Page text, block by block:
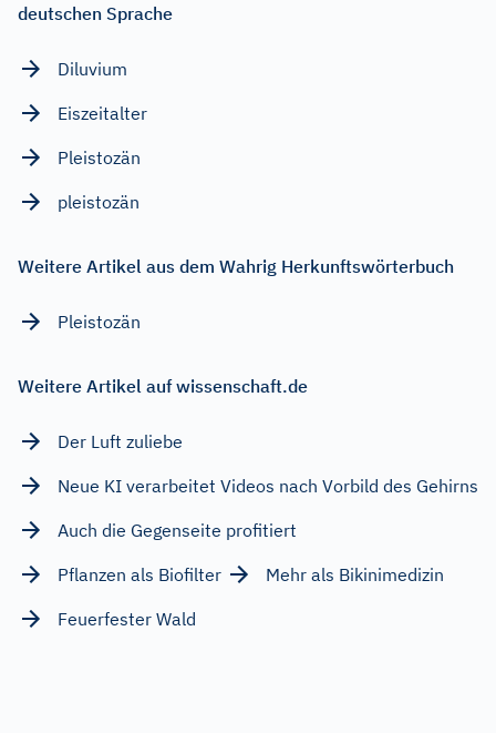
deutschen Sprache
Diluvium
Eiszeitalter
Pleistozän
pleistozän
Weitere Artikel aus dem Wahrig Herkunftswörterbuch
Pleistozän
Weitere Artikel auf wissenschaft.de
Der Luft zuliebe
Neue KI verarbeitet Videos nach Vorbild des Gehirns
Auch die Gegenseite profitiert
Pflanzen als Biofilter
Mehr als Bikinimedizin
Feuerfester Wald